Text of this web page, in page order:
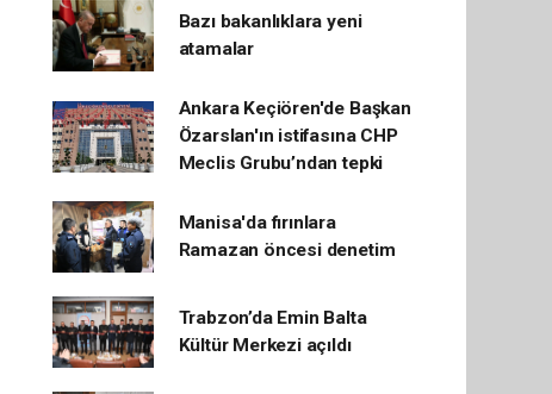
Bazı bakanlıklara yeni
atamalar
Ankara Keçiören'de Başkan
Özarslan'ın istifasına CHP
Meclis Grubu’ndan tepki
Manisa'da fırınlara
Ramazan öncesi denetim
Trabzon’da Emin Balta
Kültür Merkezi açıldı